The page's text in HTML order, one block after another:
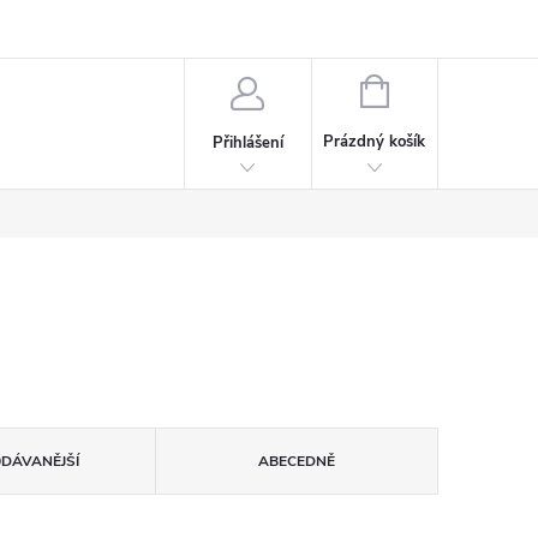
Přihlášení
NÁKUPNÍ
Prázdný košík
ABECEDNĚ